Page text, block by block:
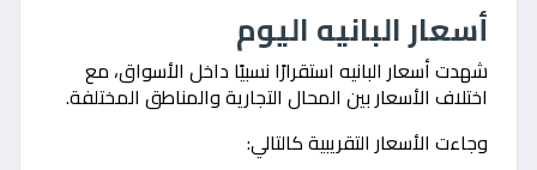
أسعار البانيه اليوم
شهدت أسعار البانيه استقرارًا نسبيًا داخل الأسواق، مع
اختلاف الأسعار بين المحال التجارية والمناطق المختلفة.
وجاءت الأسعار التقريبية كالتالي: